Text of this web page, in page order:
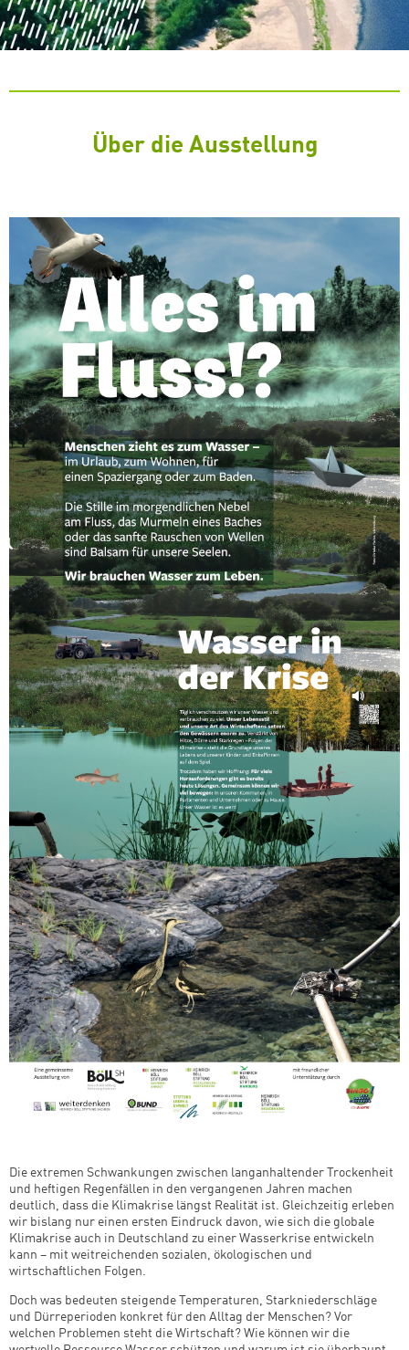
Über die Ausstellung
Die extremen Schwankungen zwischen langanhaltender Trockenheit
und heftigen Regenfällen in den vergangenen Jahren machen
deutlich, dass die Klimakrise längst Realität ist. Gleichzeitig erleben
wir bislang nur einen ersten Eindruck davon, wie sich die globale
Klimakrise auch in Deutschland zu einer Wasserkrise entwickeln
kann – mit weitreichenden sozialen, ökologischen und
wirtschaftlichen Folgen.
Doch was bedeuten steigende Temperaturen, Starkniederschläge
und Dürreperioden konkret für den Alltag der Menschen? Vor
welchen Problemen steht die Wirtschaft? Wie können wir die